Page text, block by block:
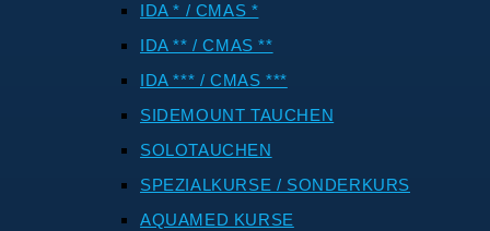
IDA * / CMAS *
IDA ** / CMAS **
IDA *** / CMAS ***
SIDEMOUNT TAUCHEN
SOLOTAUCHEN
SPEZIALKURSE / SONDERKURS
AQUAMED KURSE